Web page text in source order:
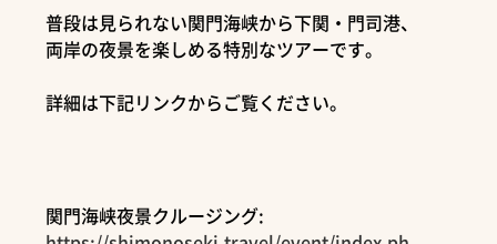
普段は見られない関門海峡から下関・門司港、
両岸の夜景を楽しめる特別なツアーです。
詳細は下記リンクからご覧ください。
関門海峡夜景クルージング: